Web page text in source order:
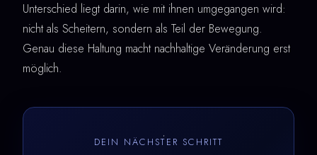
Unterschied liegt darin, wie mit ihnen umgegangen wird:
nicht als Scheitern, sondern als Teil der Bewegung.
Genau diese Haltung macht nachhaltige Veränderung erst
möglich.
DEIN NÄCHSTER SCHRITT